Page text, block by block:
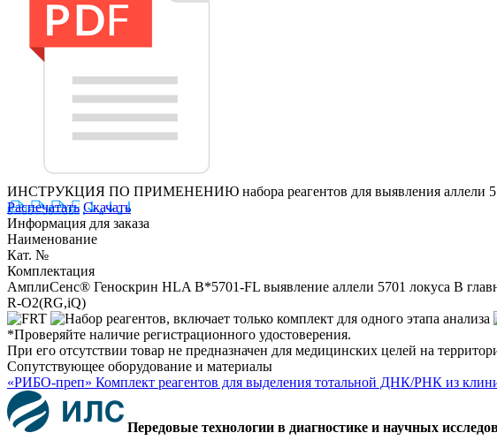
ИНСТРУКЦИЯ ПО ПРИМЕНЕНИЮ набора реагентов для выявления аллели
Распечатать Скачать
Информация для заказа
Наименование
Кат. №
Комплектация
АмплиСенс® Геноскрин HLA B*5701-FL выявление аллели 5701 локуса В
R-O2(RG,iQ)
*Проверяйте наличие регистрационного удостоверения.
При его отсутствии товар не предназначен для медицинских целей на
Сопутствующее оборудование и материалы
«РИБО-преп» Комплект реагентов для выделения тотальной ДНК/РНК из
Передовые технологии в диагностике и научных